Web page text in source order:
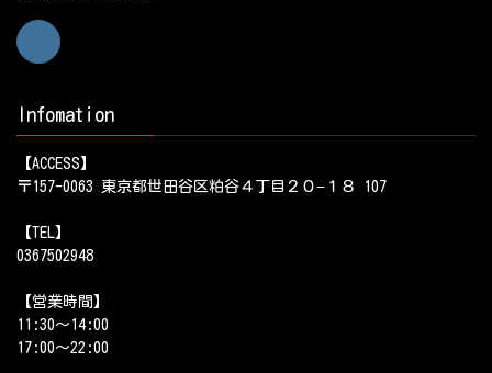
Infomation
【ACCESS】
〒157-0063 東京都世田谷区粕谷４丁目２０−１８ 107
【TEL】
0367502948
【営業時間】
11:30～14:00
17:00～22:00